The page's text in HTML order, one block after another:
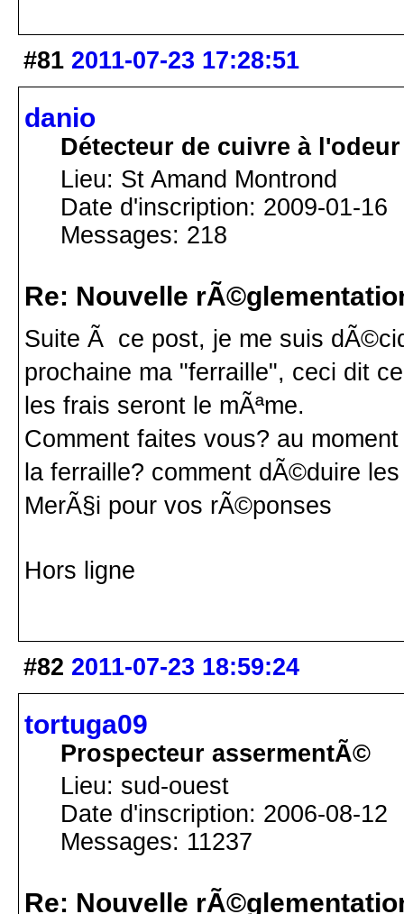
#81 2011-07-23 17:28:51
danio
Détecteur de cuivre à l'odeur
Lieu: St Amand Montrond
Date d'inscription: 2009-01-16
Messages: 218
Re: Nouvelle
Suite Ã ce post, je me suis
prochaine ma "ferraille", ceci dit
les frais seront le mÃªme.
Comment faites vous? au
la ferraille? comment dÃ©duire
MerÃ§i pour vos rÃ©ponses
Hors ligne
#82 2011-07-23 18:59:24
tortuga09
Prospecteur assermentÃ©
Lieu: sud-ouest
Date d'inscription: 2006-08-12
Messages: 11237
Re: Nouvelle